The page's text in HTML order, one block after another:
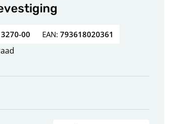
00 EAN:793618020361